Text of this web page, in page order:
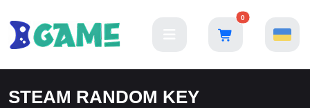
0
STEAM RANDOM KEY